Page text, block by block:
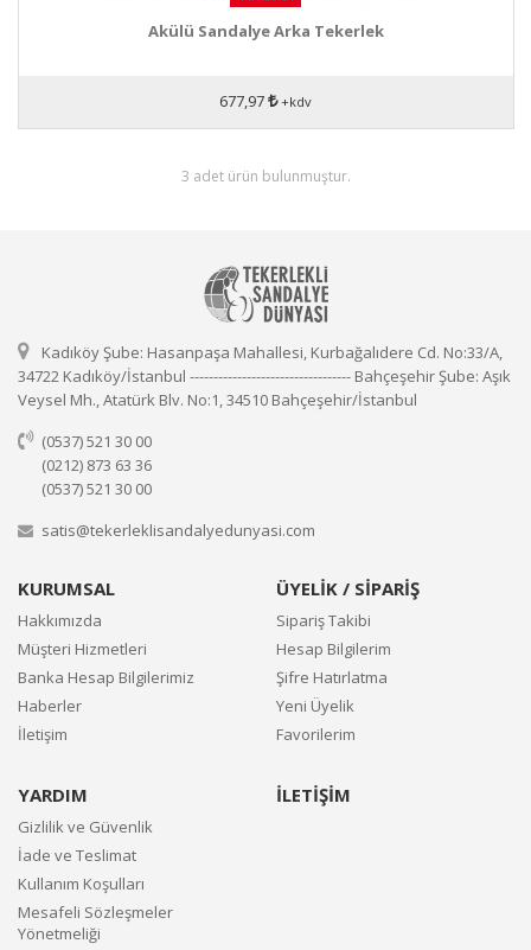
Akülü Sandalye Arka Tekerlek
677,97 +kdv
3 adet ürün bulunmuştur.
Kadıköy Şube: Hasanpaşa Mahallesi, Kurbağalıdere Cd. No:33/A,
34722 Kadıköy/İstanbul ---------------------------------- Bahçeşehir Şube: Aşık
Veysel Mh., Atatürk Blv. No:1, 34510 Bahçeşehir/İstanbul
(0537) 521 30 00
(0212) 873 63 36
(0537) 521 30 00
satis@tekerleklisandalyedunyasi.com
KURUMSAL
Hakkımızda
Müşteri Hizmetleri
Banka Hesap Bilgilerimiz
Haberler
İletişim
ÜYELİK / SİPARİŞ
Sipariş Takibi
Hesap Bilgilerim
Şifre Hatırlatma
Yeni Üyelik
Favorilerim
YARDIM
Gizlilik ve Güvenlik
İade ve Teslimat
Kullanım Koşulları
Mesafeli Sözleşmeler
Yönetmeliği
İLETİŞİM